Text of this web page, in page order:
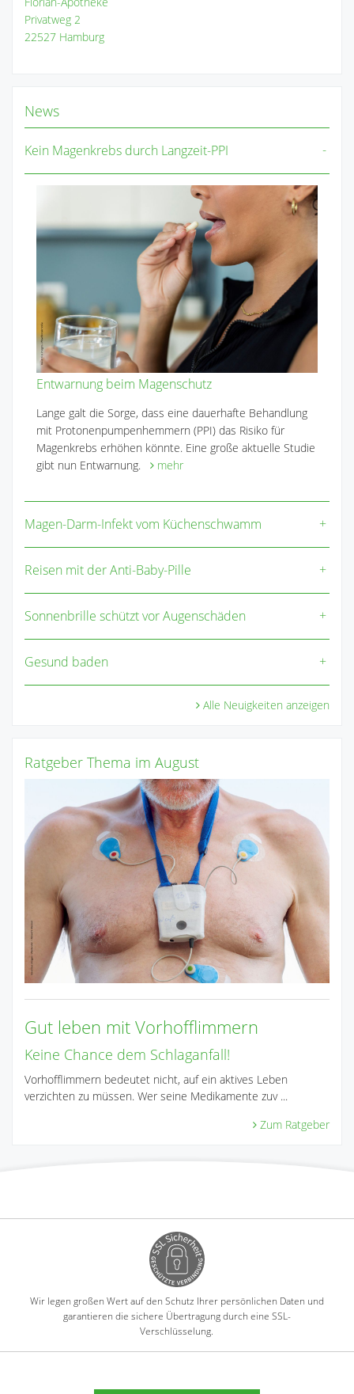
Privatweg 2
22527 Hamburg
News
Kein Magenkrebs durch Langzeit-PPI
Entwarnung beim Magenschutz
Lange galt die Sorge, dass eine dauerhafte Behandlung
mit Protonenpumpenhemmern (PPI) das Risiko für
Magenkrebs erhöhen könnte. Eine große aktuelle Studie
gibt nun Entwarnung.
mehr
Magen-Darm-Infekt vom Küchenschwamm
Reisen mit der Anti-Baby-Pille
Sonnenbrille schützt vor Augenschäden
Gesund baden
Alle Neuigkeiten anzeigen
Ratgeber Thema im August
Gut leben mit Vorhofflimmern
Keine Chance dem Schlaganfall!
Vorhofflimmern bedeutet nicht, auf ein aktives Leben
verzichten zu müssen. Wer seine Medikamente zuv ...
Zum Ratgeber
Wir legen großen Wert auf den Schutz Ihrer persönlichen Daten und
garantieren die sichere Übertragung durch eine SSL-
Verschlüsselung.